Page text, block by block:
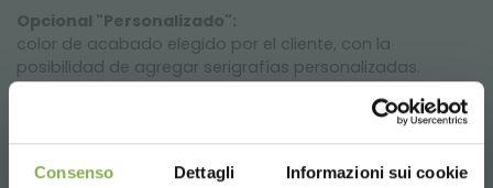
Consenso Dettagli Informazioni sui cookie
Opcional "Personalizado":
color de acabado elegido por el cliente, con la
posibilidad de agregar serigrafías personalizadas.